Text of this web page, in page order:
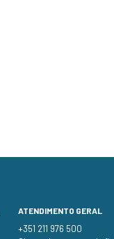
ATENDIMENTO GERAL
+351 211 976 500